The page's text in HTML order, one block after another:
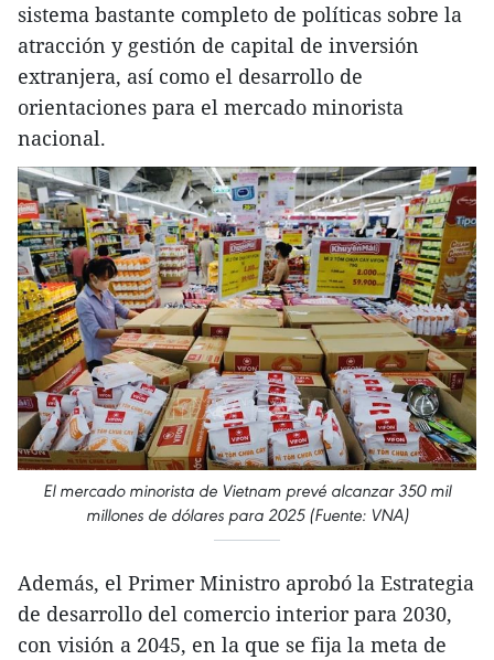
sistema bastante completo de políticas sobre la
atracción y gestión de capital de inversión
extranjera, así como el desarrollo de
orientaciones para el mercado minorista
nacional.
El mercado minorista de Vietnam prevé alcanzar 350 mil
millones de dólares para 2025 (Fuente: VNA)
Además, el Primer Ministro aprobó la Estrategia
de desarrollo del comercio interior para 2030,
con visión a 2045, en la que se fija la meta de